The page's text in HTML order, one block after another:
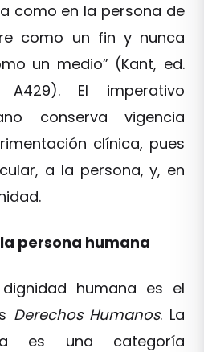
como en la persona de
como un fin y nunca
un medio” (Kant, ed.
El imperativo
conserva vigencia
clínica, pues
a la persona, y, en
persona humana
humana es el
Derechos Humanos. La
es una categoría